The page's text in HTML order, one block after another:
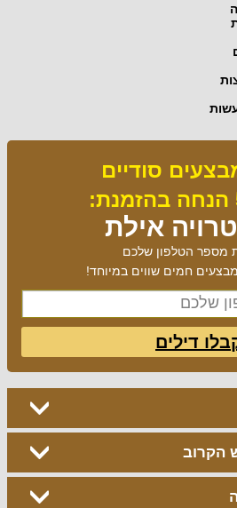
סודיים
אילת
מספר הטלפון שלכם
דילים
הקרוב